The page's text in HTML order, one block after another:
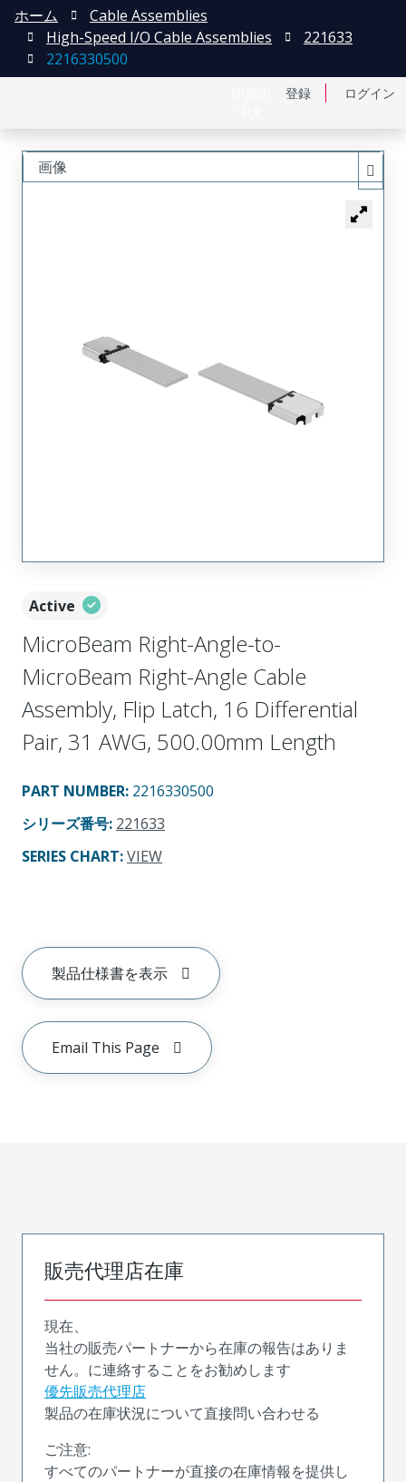
登録 ログイン
ホーム
Cable Assemblies
High-Speed I/O Cable Assemblies
221633
2216330500
Active
MicroBeam Right-Angle-to-
MicroBeam Right-Angle Cable
Assembly, Flip Latch, 16 Differential
Pair, 31 AWG, 500.00mm Length
PART NUMBER: 2216330500
シリーズ番号: 221633
SERIES CHART:VIEW
製品仕様書を表示
Email This Page
画像
販売代理店在庫
現在、
当社の販売パートナーから在庫の報告はありま
せん。に連絡することをお勧めします
優先販売代理店
製品の在庫状況について直接問い合わせる
ご注意:
すべてのパートナーが直接の在庫情報を提供し